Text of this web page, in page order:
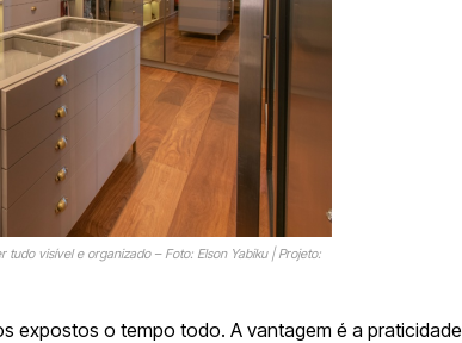
visível e organizado – Foto: Elson Yabiku | Projeto:
expostos o tempo todo. A vantagem é a praticidade,